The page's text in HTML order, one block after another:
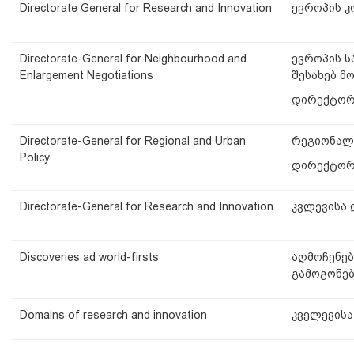
Directorate General for Research and Innovation ევროპის
Directorate-General for Neighbourhood and
Enlargement Negotiations
ევროპის
შესახებ
Directorate-General for Regional and Urban
Policy
Directorate-General for Research and Innovation კვლევისა
Discoveries ad world-firsts
Domains of research and innovation